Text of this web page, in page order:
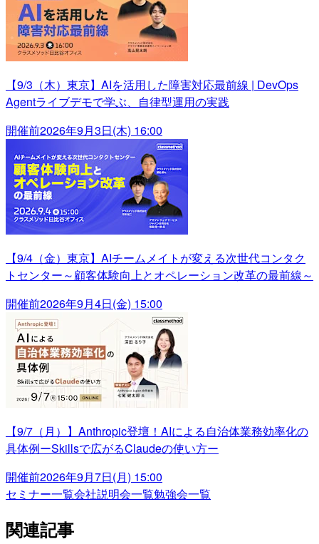
【9/3（木）東京】AIを活用した障害対応最前線 | DevOps
Agentライブデモで学ぶ、自律型運用の実践
開催前2026年9月3日(木) 16:00
【9/4（金）東京】AIチームメイトが変える次世代コンタク
トセンター～顧客体験向上とオペレーション改革の最前線～
開催前2026年9月4日(金) 15:00
【9/7（月）】Anthropic登壇！AIによる自治体業務効率化の
具体例ーSkillsで広がるClaudeの使い方ー
開催前2026年9月7日(月) 15:00
セミナー一覧会社説明会一覧勉強会一覧
関連記事